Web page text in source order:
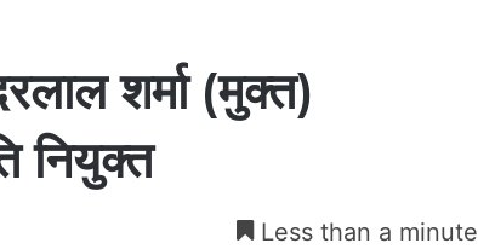
शर्मा (मुक्त)
नियुक्त
Less than a minute